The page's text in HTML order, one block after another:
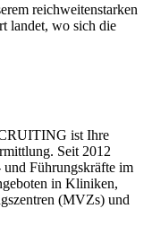
reichweitenstarken
landet, wo sich die
ist Ihre
Seit 2012
Führungskräfte im
in Kliniken,
(MVZs) und